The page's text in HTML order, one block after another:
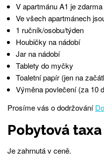
V apartmánu A1 je
Ve všech apartmánech
1 ručník/osobu/týden
Houbičky na nádobí
Jar na nádobí
Tablety do myčky
Toaletní papír (jen na
Výměna povlečení (za 10
Prosíme vás o dodržování
Pobytová taxa
Je zahrnutá v ceně.